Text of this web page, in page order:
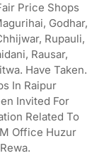
Price Shops
Godhar,
Rupauli,
Rausar,
Have Taken.
In Raipur
Invited For
Related To
Office Huzur